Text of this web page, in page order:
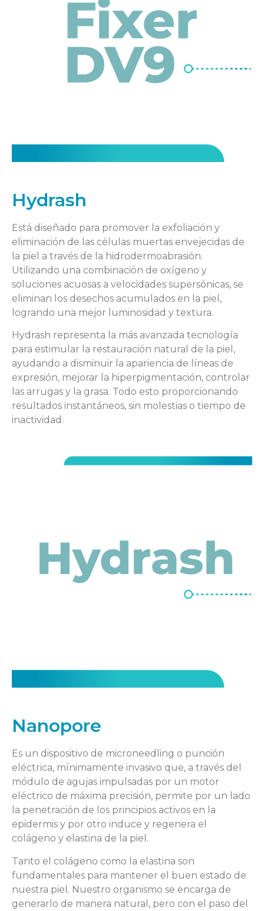
Hydrash
Está diseñado para promover la exfoliación y
eliminación de las células muertas envejecidas de
la piel a través de la hidrodermoabrasión.
Utilizando una combinación de oxígeno y
soluciones acuosas a velocidades supersónicas, se
eliminan los desechos acumulados en la piel,
logrando una mejor luminosidad y textura.
Hydrash representa la más avanzada tecnología
para estimular la restauración natural de la piel,
ayudando a disminuir la apariencia de líneas de
expresión, mejorar la hiperpigmentación, controlar
las arrugas y la grasa. Todo esto proporcionando
resultados instantáneos, sin molestias o tiempo de
inactividad.
Nanopore
Es un dispositivo de microneedling o punción
eléctrica, mínimamente invasivo que, a través del
módulo de agujas impulsadas por un motor
eléctrico de máxima precisión, permite por un lado
la penetración de los principios activos en la
epidermis y por otro induce y regenera el
colágeno y elastina de la piel.
Tanto el colágeno como la elastina son
fundamentales para mantener el buen estado de
nuestra piel. Nuestro organismo se encarga de
generarlo de manera natural, pero con el paso del